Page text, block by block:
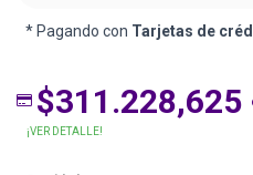
* Pagando con Tarjetas de
$311.228,625
¡VER DETALLE!